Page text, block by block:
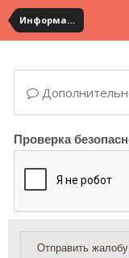
Информация по полученным посылкам
Проверка
Отправить жалобу